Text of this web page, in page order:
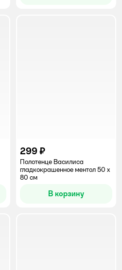
299 ₽
Полотенце Василиса
гладкокрашенное ментол 50 x
80 см
В корзину